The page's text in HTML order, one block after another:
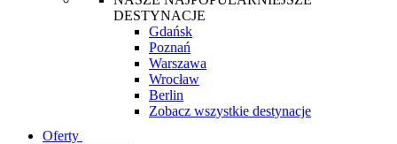
DESTYNACJE
Gdańsk
Poznań
Warszawa
Wrocław
Berlin
Zobacz wszystkie destynacje
Oferty